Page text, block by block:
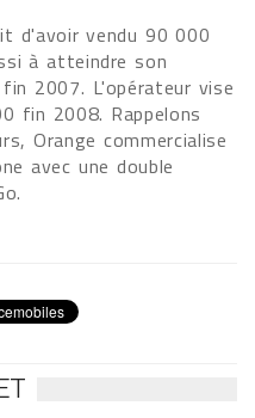
d'avoir vendu 90 000
à atteindre son
2007. L'opérateur vise
fin 2008. Rappelons
Orange commercialise
avec une double